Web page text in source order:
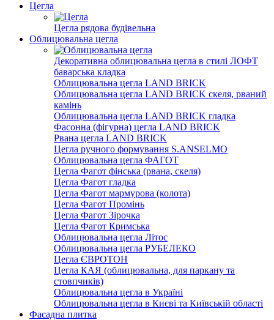
Цегла
Цегла рядова будівельна
Облицювальна цегла
Декоративна облицювальна цегла в стилі ЛОФТ
баварська кладка
Облицювальна цегла LAND BRICK
Облицювальна цегла LAND BRICK скеля, рваний
камінь
Облицювальна цегла LAND BRICK гладка
Фасонна (фігурна) цегла LAND BRICK
Рвана цегла LAND BRICK
Цегла ручного формування S.ANSELMO
Облицювальна цегла ФАГОТ
Цегла Фагот фінська (рвана, скеля)
Цегла Фагот гладка
Цегла Фагот мармурова (колота)
Цегла Фагот Промінь
Цегла Фагот Зірочка
Цегла Фагот Кримська
Облицювальна цегла Літос
Облицювальна цегла РУБЕЛЕКО
Цегла ЄВРОТОН
Цегла КАЯ (облицювальна, для паркану та
стовпчиків)
Облицювальна цегла в Україні
Облицювальна цегла в Києві та Київській області
Фасадна плитка